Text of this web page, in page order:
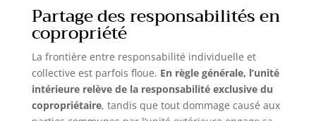
Partage des responsabilités en
copropriété
La frontière entre responsabilité individuelle et
collective est parfois floue. En règle générale, l’unité
intérieure relève de la responsabilité exclusive du
copropriétaire, tandis que tout dommage causé aux